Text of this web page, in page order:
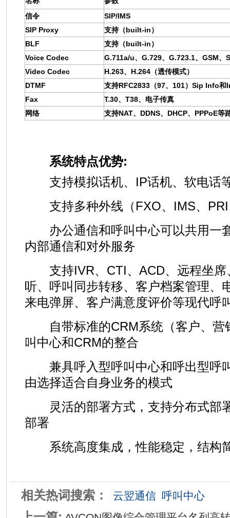
信令
SIP/IMS
SIP Proxy
支持（built-in）
BLF
支持（built-in）
Voice Codec
G.711a/u、G.729、G.723.1、GSM、
Video Codec
H.263、H.264（透传模式）
DTMF
支持RFC2833（97、101）Sip Info和
Fax
T.30、T38、电子传真
网络
支持NAT、DDNS、DHCP、PPPoE等
系统特点优势:
支持模拟话机、IP话机、软电话
支持多种外线（FXO、IMS、PRI
办公通信和呼叫中心可以共用一
内部通信和对外服务
支持IVR、CTI、ACD、远程坐席
听、呼叫同步转移、客户档案管理、
来电弹屏、客户满意度评价等现代呼
自带标准的CRM系统（客户、营
叫中心和CRM的整合
兼具呼入型呼叫中心和呼出型呼
由选择适合自身业务的模式
灵活的部署方式，支持分布式部署
部署
系统高度集成，性能稳定，结构
相关热词搜索： 云翌通信 呼叫中心